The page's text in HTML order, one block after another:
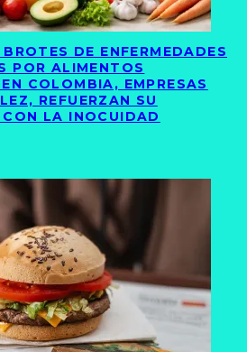
DE ENFERMEDADES
POR ALIMENTOS
COLOMBIA, EMPRESAS
REFUERZAN SU
LA INOCUIDAD